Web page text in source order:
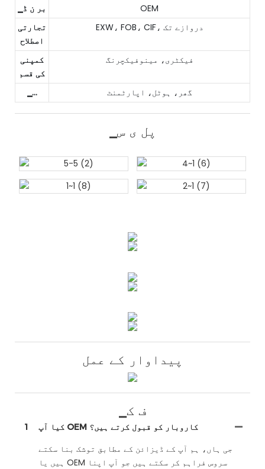
▁بر ن ڈ
OEM
تجارتی
اصطلاح
EXW، FOB، CIF، دروازے تک
کمپنی
کی قسم
فیکٹری، مینوفیکچرنگ
▁... گھر، ہوٹل، اپارٹمنٹ
▁پل ی س
پیداوار کے عمل
▁ف ک
1 کیا آپ OEM کاروبار کو قبول کرتے ہیں؟
جی ہاں، ہم آپ کے ڈیزائن کے مطابق توشک بنا سکتے
ہیں یا OEM سروس فراہم کر سکتے ہیں جو آپ اپنا